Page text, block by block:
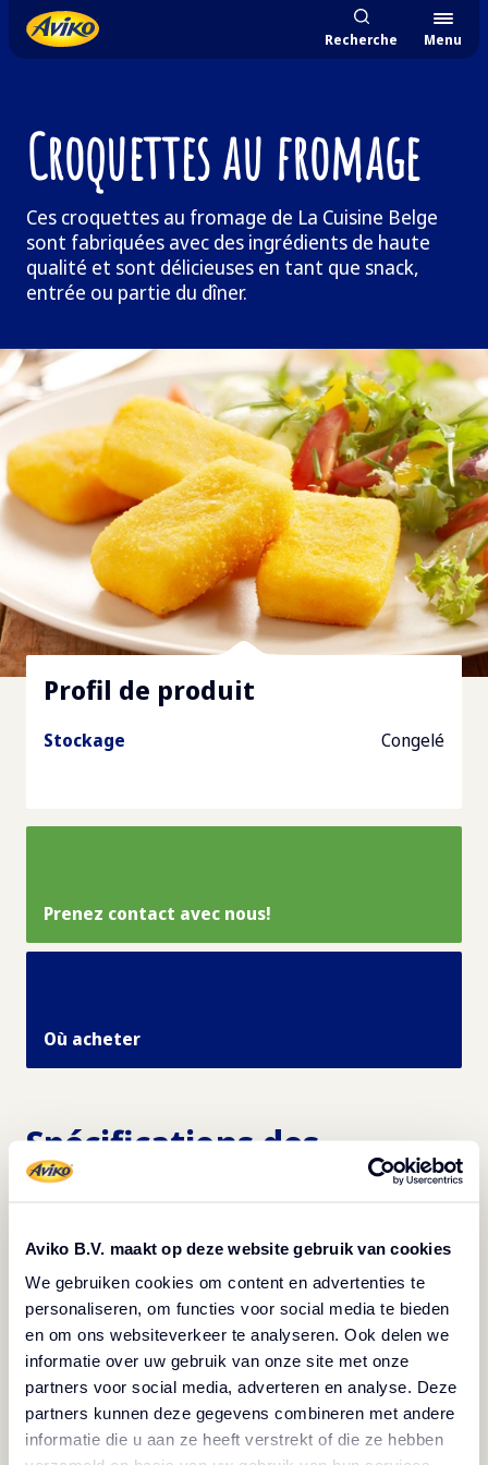
Aviko B.V. maakt op deze website gebruik van cookies
We gebruiken cookies om content en advertenties te
personaliseren, om functies voor social media te bieden
en om ons websiteverkeer te analyseren. Ook delen we
informatie over uw gebruik van onze site met onze
partners voor social media, adverteren en analyse. Deze
partners kunnen deze gegevens combineren met andere
informatie die u aan ze heeft verstrekt of die ze hebben
Recherche Menu
Croquettes au fromage
Ces croquettes au fromage de La Cuisine Belge
sont fabriquées avec des ingrédients de haute
qualité et sont délicieuses en tant que snack,
entrée ou partie du dîner.
Profil de produit
Stockage Congelé
Prenez contact avec nous!
Où acheter
Spécifications des
produits
Imprimer les informations du produit